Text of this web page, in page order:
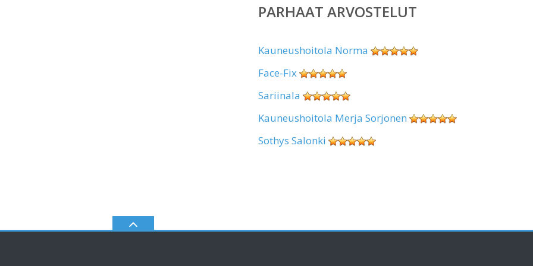
PARHAAT ARVOSTELUT
Kauneushoitola Norma
Face-Fix
Sariinala
Kauneushoitola Merja Sorjonen
Sothys Salonki